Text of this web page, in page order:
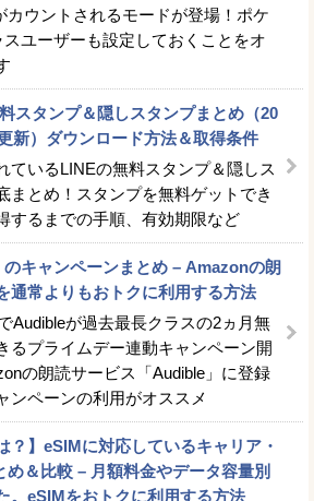
カウントされるモードが登場！ポケ
ユーザーも設定しておくことをオ
料スタンプ＆隠しスタンプまとめ（20
新）ダウンロード方法＆取得条件
ているLINEの無料スタンプ＆隠しス
まとめ！スタンプを無料ゲットでき
するまでの手順、有効期限など
のキャンペーンまとめ – Amazonの朗
通常よりもおトクに利用する方法
Audibleが過去最長クラスの2ヵ月無
るプライムデー連動キャンペーン開
の朗読サービス「Audible」に登録
ンペーンの利用がオススメ
？】eSIMに対応しているキャリア・
め＆比較 – 月額料金やデータ容量別
。eSIMをおトクに利用する方法